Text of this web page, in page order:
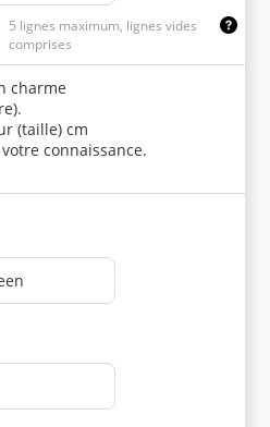
5 lignes maximum, lignes vides
comprises